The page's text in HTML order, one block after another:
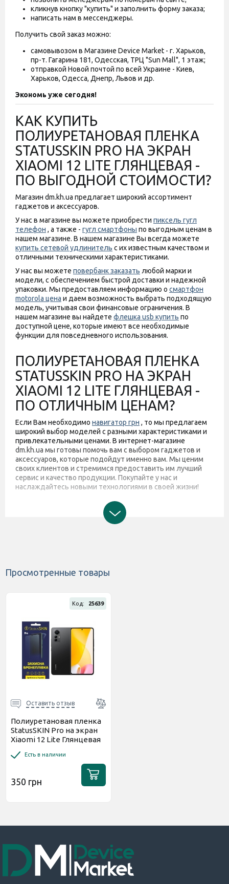
кликнув кнопку "купить" и заполнить форму заказа;
написать нам в мессенджеры.
Получить свой заказ можно:
самовывозом в Магазине Device Market - г. Харьков,
пр-т. Гагарина 181, Одесская, ТРЦ "Sun Mall", 1 этаж;
отправкой Новой почтой по всей Украине - Киев,
Харьков, Одесса, Днепр, Львов и др.
Экономь уже сегодня!
КАК КУПИТЬ
ПОЛИУРЕТАНОВАЯ ПЛЕНКА
STATUSSKIN PRO НА ЭКРАН
XIAOMI 12 LITE ГЛЯНЦЕВАЯ -
ПО ВЫГОДНОЙ СТОИМОСТИ?
Магазин dm.kh.ua предлагает широкий ассортимент
гаджетов и аксессуаров.
У нас в магазине вы можете приобрести пиксель гугл
телефон , а также - гугл смартфоны по выгодным ценам в
нашем магазине. В нашем магазине Вы всегда можете
купить сетевой удлинитель с их известным качеством и
отличными техническими характеристиками.
У нас вы можете повербанк заказать любой марки и
модели, с обеспечением быстрой доставки и надежной
упаковки. Мы предоставляем информацию о смартфон
motorola цена и даем возможность выбрать подходящую
модель, учитывая свои финансовые ограничения. В
нашем магазине вы найдете флешка usb купить по
доступной цене, которые имеют все необходимые
функции для повседневного использования.
ПОЛИУРЕТАНОВАЯ ПЛЕНКА
STATUSSKIN PRO НА ЭКРАН
XIAOMI 12 LITE ГЛЯНЦЕВАЯ -
ПО ОТЛИЧНЫМ ЦЕНАМ?
Если Вам необходимо навигатор грн , то мы предлагаем
широкий выбор моделей с разными характеристиками и
привлекательными ценами. В интернет-магазине
dm.kh.ua мы готовы помочь вам с выбором гаджетов и
аксессуаров, которые подойдут именно вам. Мы ценим
своих клиентов и стремимся предоставить им лучший
сервис и качество продукции. Покупайте у нас и
наслаждайтесь новыми технологиями в своей жизни!
Просмотренные товары
Код: 25639
Оставить отзыв
Полиуретановая пленка
StatusSKIN Pro на экран
Xiaomi 12 Lite Глянцевая
Есть в наличии
350 грн